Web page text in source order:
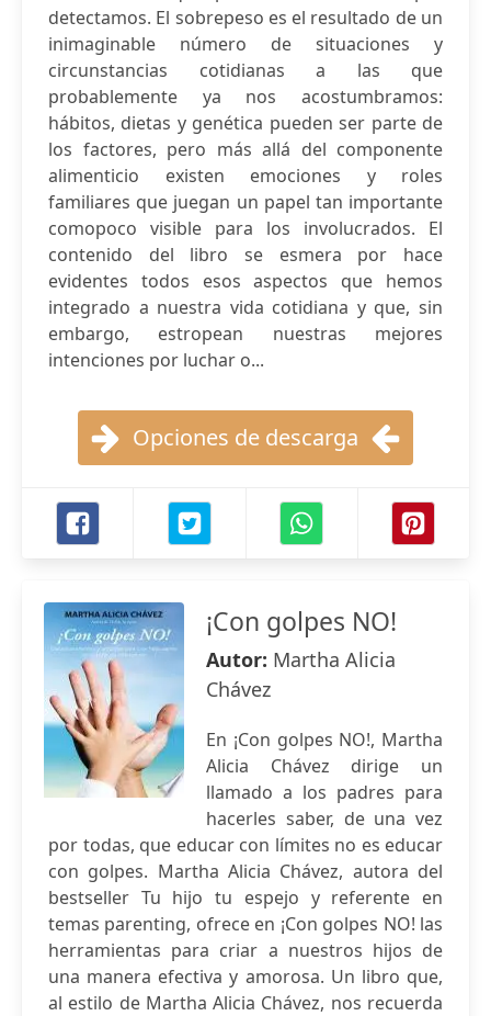
detectamos. El sobrepeso es el resultado de un
inimaginable número de situaciones y
circunstancias cotidianas a las que
probablemente ya nos acostumbramos:
hábitos, dietas y genética pueden ser parte de
los factores, pero más allá del componente
alimenticio existen emociones y roles
familiares que juegan un papel tan importante
comopoco visible para los involucrados. El
contenido del libro se esmera por hace
evidentes todos esos aspectos que hemos
integrado a nuestra vida cotidiana y que, sin
embargo, estropean nuestras mejores
intenciones por luchar o...
Opciones de descarga
¡Con golpes NO!
Autor: Martha Alicia
Chávez
En ¡Con golpes NO!, Martha
Alicia Chávez dirige un
llamado a los padres para
hacerles saber, de una vez
por todas, que educar con límites no es educar
con golpes. Martha Alicia Chávez, autora del
bestseller Tu hijo tu espejo y referente en
temas parenting, ofrece en ¡Con golpes NO! las
herramientas para criar a nuestros hijos de
una manera efectiva y amorosa. Un libro que,
al estilo de Martha Alicia Chávez, nos recuerda